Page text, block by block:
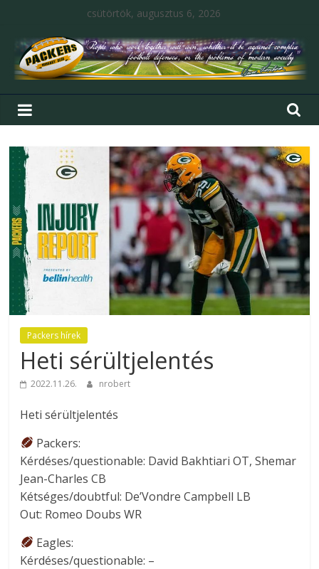
csütörtök, augusztus 6, 2026
Packers hírek
Heti sérültjelentés
2022.11.26. nrobert
Heti sérültjelentés
Packers:
Kérdéses/questionable: David Bakhtiari OT, Shemar
Jean-Charles CB
Kétséges/doubtful: De’Vondre Campbell LB
Out: Romeo Doubs WR
Eagles:
Kérdéses/questionable: –